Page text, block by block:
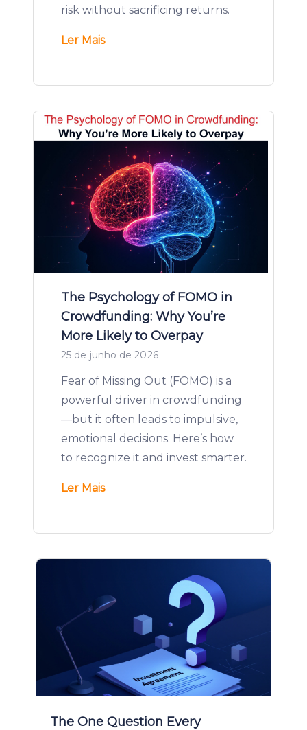
risk without sacrificing returns.
Ler Mais
The Psychology of FOMO in
Crowdfunding: Why You’re
More Likely to Overpay
25 de junho de 2026
Fear of Missing Out (FOMO) is a
powerful driver in crowdfunding
—but it often leads to impulsive,
emotional decisions. Here’s how
to recognize it and invest smarter.
Ler Mais
The One Question Every